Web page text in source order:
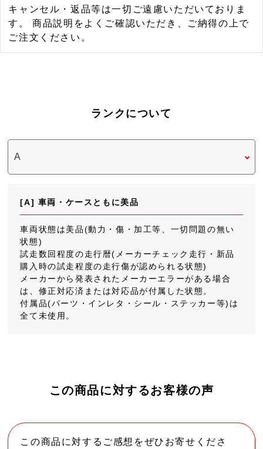
キャンセル・返品等は一切ご遠慮いただいておりま
す。 商品説明をよくご確認いただき、ご納得の上で
ご注文ください。
ランクについて
[A] 車両・ケースともに美品
車両状態は美品(動力・傷・加工等、一切問題の無い
状態)
試走数回程度の走行暦(メーカーチェック走行・新品
購入時の試走程度の走行傷が認められる状態)
メーカーから発表されたメーカーエラーがある場合
は、修正対応済または対応品が付属した状態。
付属品(パーツ・インレタ・シール・ステッカー等)は
全て未使用。
この商品に対するお客様の声
この商品に対するご感想をぜひお寄せくださ